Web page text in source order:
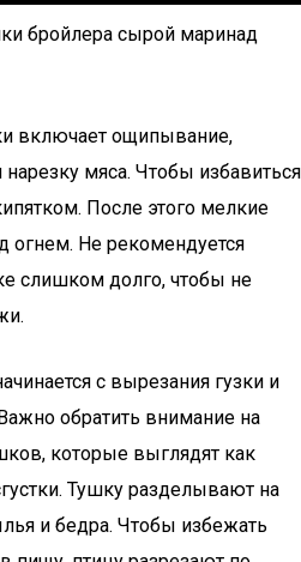
бройлера сырой маринад
включает ощипывание,
мяса. Чтобы избавиться
После этого мелкие
огнем. Не рекомендуется
слишком долго, чтобы не
с вырезания гузки и
обратить внимание на
которые выглядят как
Тушку разделывают на
и бедра. Чтобы избежать